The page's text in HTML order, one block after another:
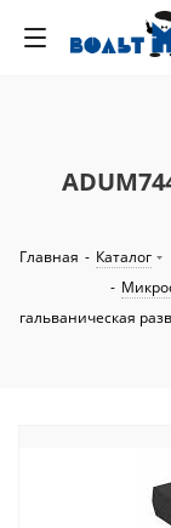
Главная - Каталог
-
гальваническая